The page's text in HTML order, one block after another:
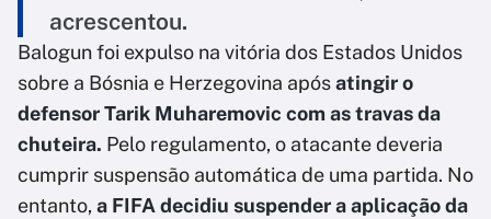
acrescentou.
Balogun foi expulso na vitória dos Estados Unidos
sobre a Bósnia e Herzegovina apósatingir o
defensor Tarik Muharemovic com as travas da
chuteira. Pelo regulamento, o atacante deveria
cumprir suspensão automática de uma partida. No
entanto, a FIFA decidiu suspender a aplicação da